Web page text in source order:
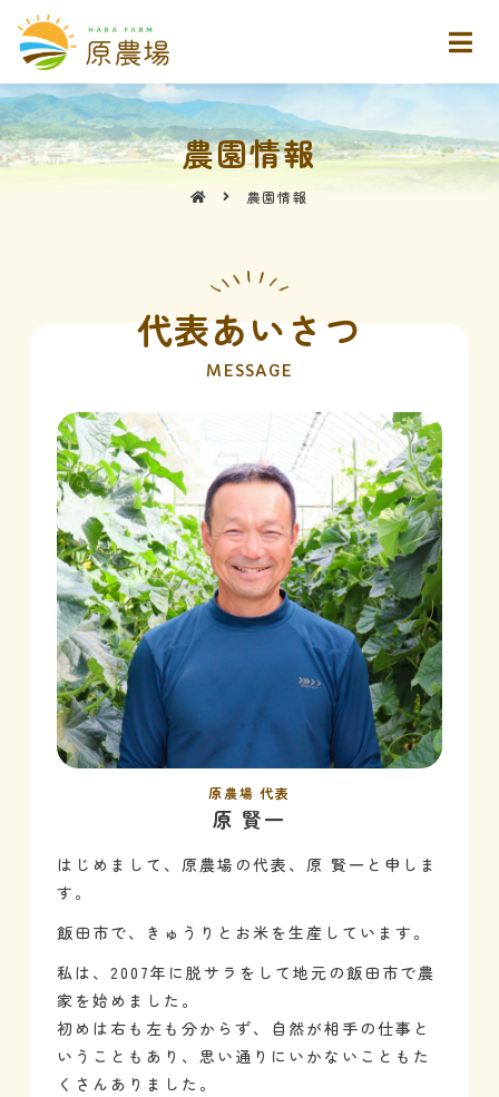
農園情報
農園情報
代表あいさつ
MESSAGE
はじめまして、原農場の代表、原 賢一と申しま
す。
飯田市で、きゅうりとお米を生産しています。
私は、2007年に脱サラをして地元の飯田市で農
家を始めました。
初めは右も左も分からず、自然が相手の仕事と
いうこともあり、思い通りにいかないこともた
くさんありました。
原農場 代表
原 賢一